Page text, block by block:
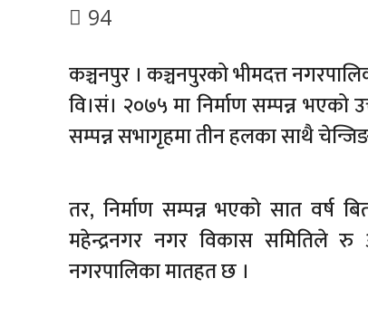
94
कञ्चनपुर । कञ्चनपुरको भीमदत्त
वि।सं। २०७५ मा निर्माण सम्पन्न
सम्पन्न सभागृहमा तीन हलका साथै
तर, निर्माण सम्पन्न भएको सात
महेन्द्रनगर नगर विकास समितिले
नगरपालिका मातहत छ ।